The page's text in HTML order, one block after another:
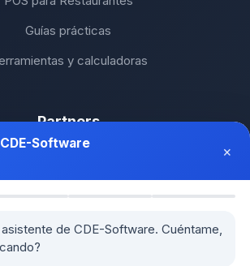
Guías prácticas
y calculadoras
Partners
Cethi PC - Bávaro
Software ×
asistente de CDE-Software. Cuéntame,